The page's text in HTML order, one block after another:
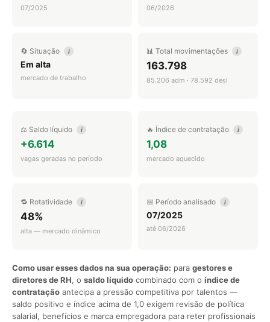
07/2025 06/2026
🔄 Situação i
Em alta
mercado de trabalho
📊 Total movimentações i
163.798
85.206 adm · 78.592 desl
⚖️ Saldo líquido i
+6.614
vagas geradas no período
🔥 Índice de contratação i
1,08
mercado aquecido
🔁 Rotatividade i
48%
alta — mercado dinâmico
📅 Período analisado i
07/2025
até 06/2026
Como usar esses dados na sua operação: para gestores e
diretores de RH, o saldo líquido combinado com o índice de
contratação antecipa a pressão competitiva por talentos —
saldo positivo e índice acima de 1,0 exigem revisão de política
salarial, benefícios e marca empregadora para reter profissionais